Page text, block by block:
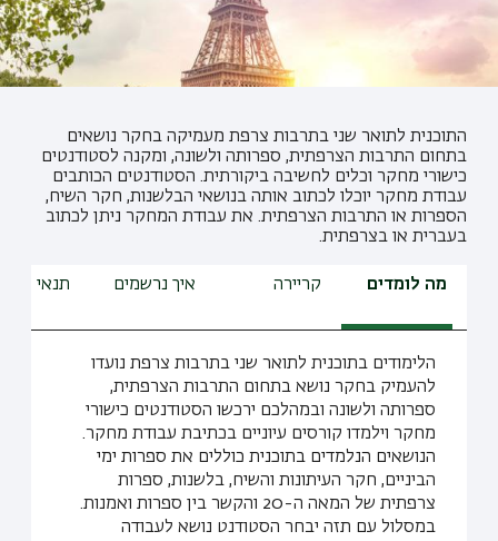
התוכנית לתואר שני בתרבות צרפת מעמיקה בחקר נושאים
בתחום התרבות הצרפתית, ספרותה ולשונה, ומקנה לסטודנטים
כישורי מחקר וכלים לחשיבה ביקורתית. הסטודנטים הכותבים
עבודת מחקר יוכלו לכתוב אותה בנושאי הבלשנות, חקר השיח,
הספרות או התרבות הצרפתית. את עבודת המחקר ניתן לכתוב
בעברית או בצרפתית.
מה לומדים קריירה איך נרשמים תנאי
הלימודים בתוכנית לתואר שני בתרבות צרפת נועדו
להעמיק בחקר נושא בתחום התרבות הצרפתית,
ספרותה ולשונה ובמהלכם ירכשו הסטודנטים כישורי
מחקר וילמדו קורסים עיוניים בכתיבת עבודת מחקר.
הנושאים הנלמדים בתוכנית כוללים את ספרות ימי
הביניים, חקר העיתונות והשיח, בלשנות, ספרות
צרפתית של המאה ה-20 והקשר בין ספרות ואמנות.
במסלול עם תזה יבחר הסטודנט נושא לעבודה